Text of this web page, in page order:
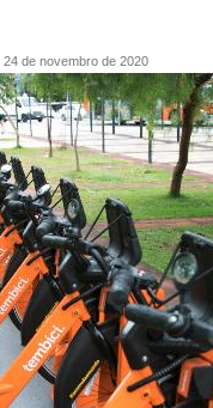
24 de novembro de 2020